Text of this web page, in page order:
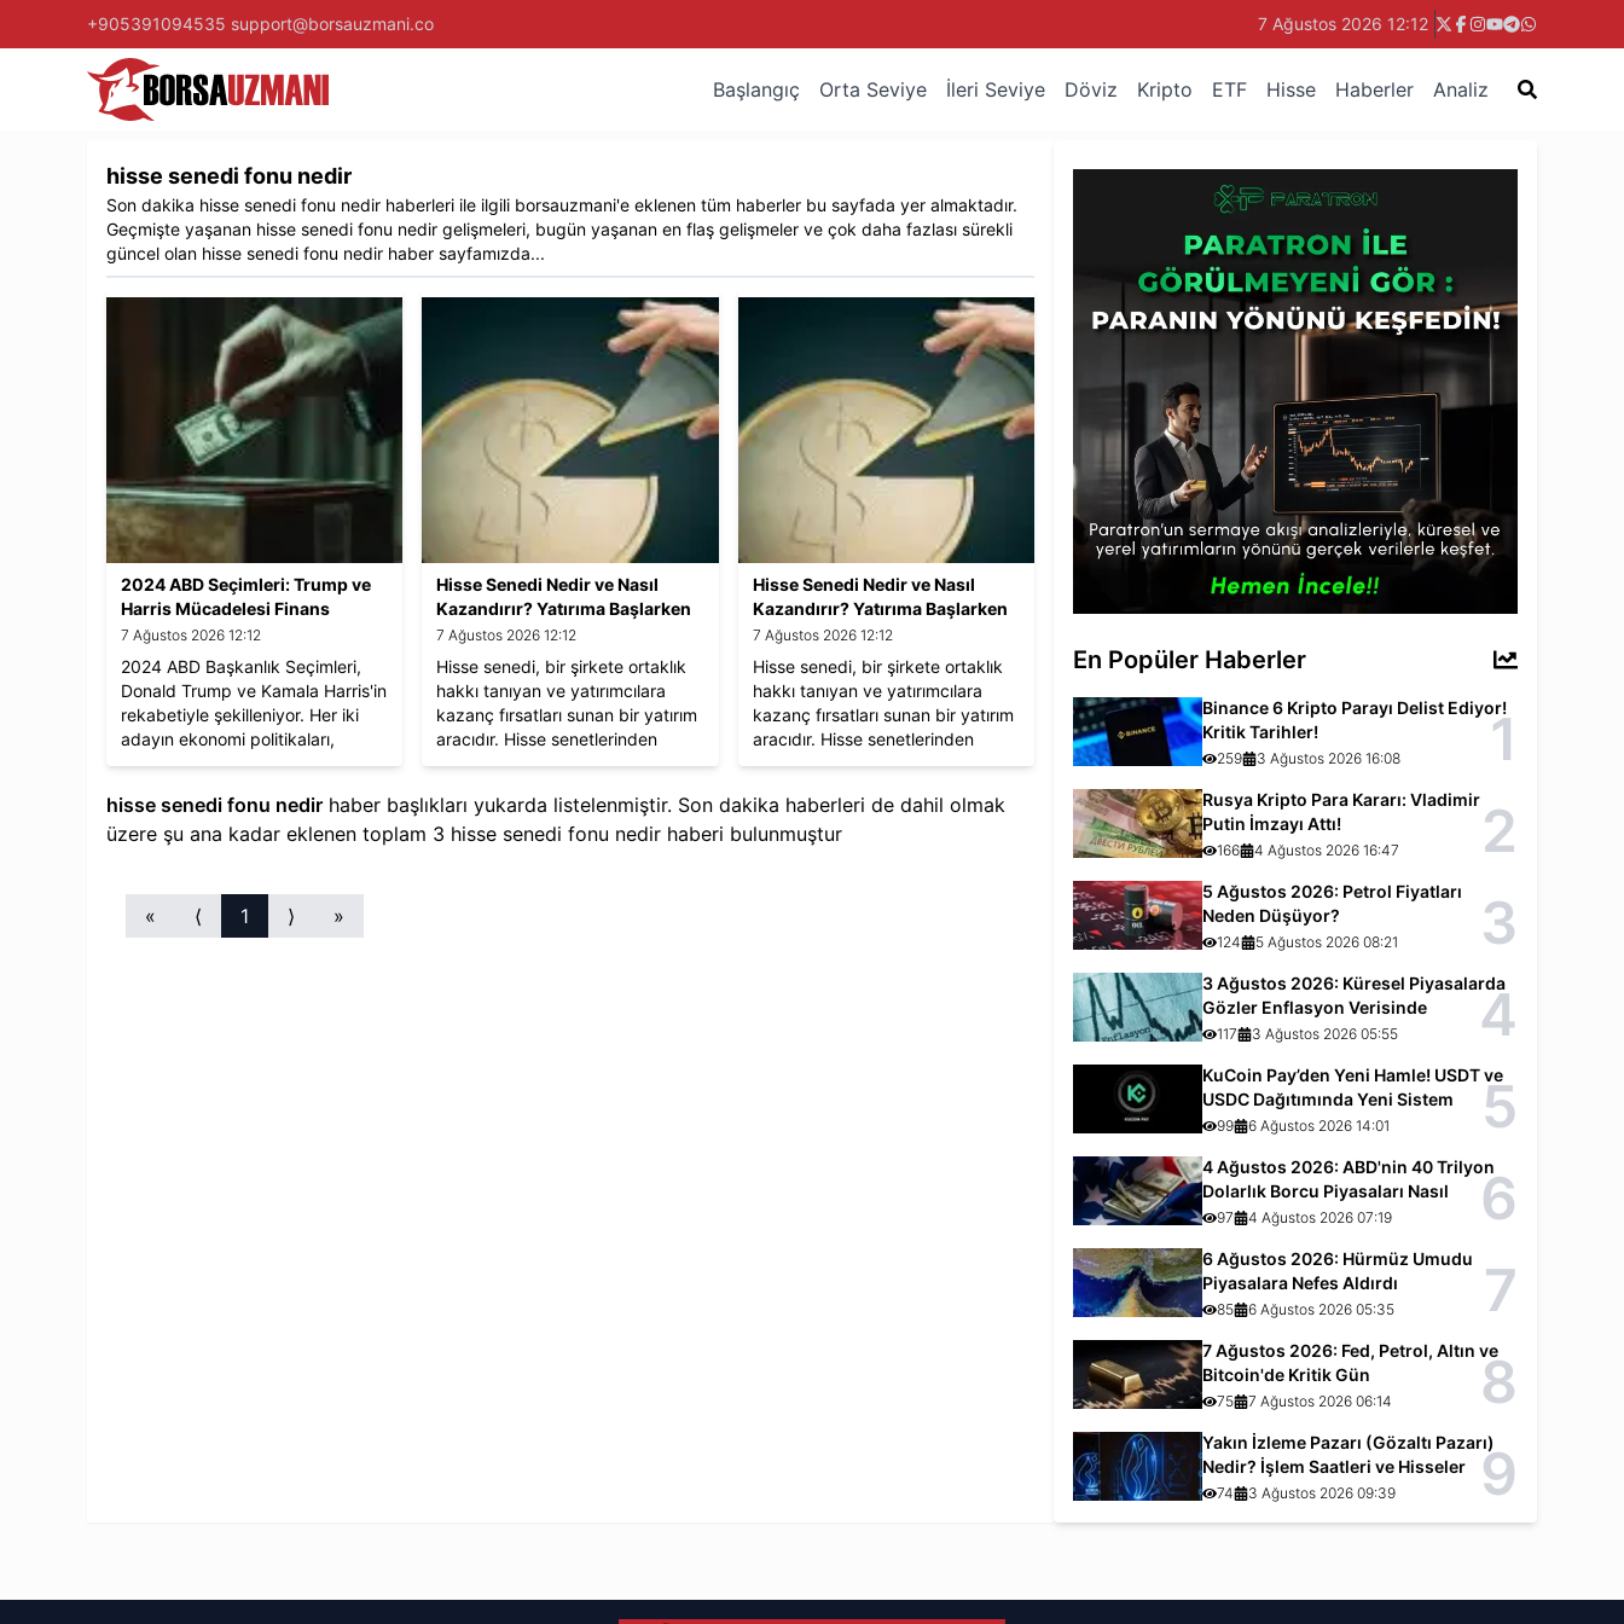
+905391094535 support@borsauzmani.co 7 Ağustos 2026 12:12
Başlangıç Orta Seviye İleri Seviye Döviz Kripto ETF Hisse Haberler Analiz
hisse senedi fonu nedir​
Son dakika hisse senedi fonu nedir​ haberleri ile ilgili borsauzmani'e eklenen tüm haberler bu sayfada yer almaktadır.
Geçmişte yaşanan hisse senedi fonu nedir​ gelişmeleri, bugün yaşanan en flaş gelişmeler ve çok daha fazlası sürekli
güncel olan hisse senedi fonu nedir​ haber sayfamızda...
2024 ABD Seçimleri: Trump ve
Harris Mücadelesi Finans
Piyasalarını Nasıl Etkiler?
7 Ağustos 2026 12:12
2024 ABD Başkanlık Seçimleri,
Donald Trump ve Kamala Harris'in
rekabetiyle şekilleniyor. Her iki
adayın ekonomi politikaları,
finansal piyasalar ve yatırım
etkilere sahip olabilir. Yatırımcılar
için fırsat doğurabilecek sektörler
Hisse Senedi Nedir ve Nasıl
Kazandırır? Yatırıma Başlarken
Bilmeniz Gerekenler
7 Ağustos 2026 12:12
Hisse senedi, bir şirkete ortaklık
hakkı tanıyan ve yatırımcılara
kazanç fırsatları sunan bir yatırım
aracıdır. Hisse senetlerinden
kazanç sağlamak için değer artışı
yararlanmak mümkündür.
Yatırımlara başlamadan önce
Hisse Senedi Nedir ve Nasıl
Kazandırır? Yatırıma Başlarken
Bilmeniz Gerekenler
7 Ağustos 2026 12:12
Hisse senedi, bir şirkete ortaklık
hakkı tanıyan ve yatırımcılara
kazanç fırsatları sunan bir yatırım
aracıdır. Hisse senetlerinden
kazanç sağlamak için değer artışı
yararlanmak mümkündür.
Yatırımlara başlamadan önce
hisse senedi fonu nedir​ haber başlıkları yukarda listelenmiştir. Son dakika haberleri de dahil olmak
üzere şu ana kadar eklenen toplam 3 hisse senedi fonu nedir​ haberi bulunmuştur
« ⟨ 1 ⟩ »
En Popüler Haberler
Binance 6 Kripto Parayı Delist Ediyor!
Kritik Tarihler!
259 3 Ağustos 2026 16:08 1
Rusya Kripto Para Kararı: Vladimir
Putin İmzayı Attı!
166 4 Ağustos 2026 16:47 2
5 Ağustos 2026: Petrol Fiyatları
Neden Düşüyor?
124 5 Ağustos 2026 08:21 3
3 Ağustos 2026: Küresel Piyasalarda
Gözler Enflasyon Verisinde
117 3 Ağustos 2026 05:55 4
KuCoin Pay’den Yeni Hamle! USDT ve
USDC Dağıtımında Yeni Sistem
99 6 Ağustos 2026 14:01 5
4 Ağustos 2026: ABD'nin 40 Trilyon
Dolarlık Borcu Piyasaları Nasıl
Etkiliyor?
97 4 Ağustos 2026 07:19 6
6 Ağustos 2026: Hürmüz Umudu
Piyasalara Nefes Aldırdı
85 6 Ağustos 2026 05:35 7
7 Ağustos 2026: Fed, Petrol, Altın ve
Bitcoin'de Kritik Gün
75 7 Ağustos 2026 06:14 8
Yakın İzleme Pazarı (Gözaltı Pazarı)
Nedir? İşlem Saatleri ve Hisseler
74 3 Ağustos 2026 09:39 9